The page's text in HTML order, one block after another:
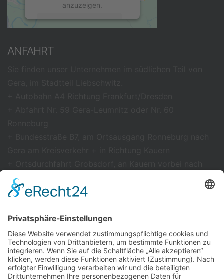
anzuzeigen.
Mehr Informationen
ANFAHRT
Gera
+ Einfahrt nach Gera über Kaimberger Straße
Völkerfreundschaft/Kaimberger
Straße nach links in Richtung Liebschwitzer Straße
zum Firmengelände